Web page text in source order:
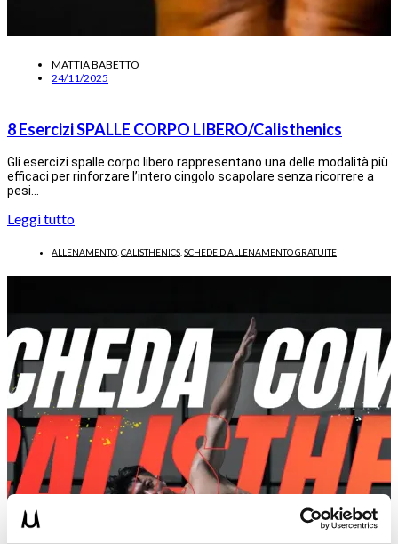
MATTIA BABETTO
24/11/2025
8 Esercizi SPALLE CORPO LIBERO/Calisthenics
Gli esercizi spalle corpo libero rappresentano una delle modalità più
efficaci per rinforzare l’intero cingolo scapolare senza ricorrere a
pesi…
Leggi tutto
ALLENAMENTO CALISTHENICS SCHEDE D'ALLENAMENTO GRATUITE